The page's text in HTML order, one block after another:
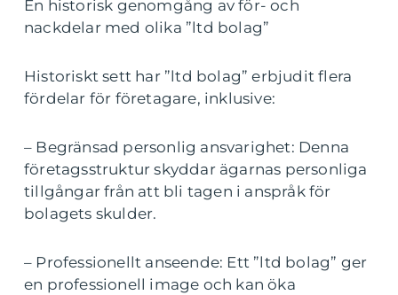
En historisk genomgång av för- och
nackdelar med olika ”ltd bolag”
Historiskt sett har ”ltd bolag” erbjudit flera
fördelar för företagare, inklusive:
– Begränsad personlig ansvarighet: Denna
företagsstruktur skyddar ägarnas personliga
tillgångar från att bli tagen i anspråk för
bolagets skulder.
– Professionellt anseende: Ett ”ltd bolag” ger
en professionell image och kan öka